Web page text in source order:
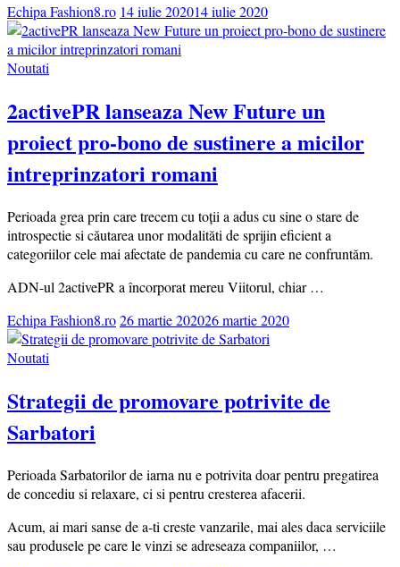
Echipa Fashion8.ro 14 iulie 202014 iulie 2020
Noutati
2activePR lanseaza New Future un
proiect pro-bono de sustinere a micilor
intreprinzatori romani
Perioada grea prin care trecem cu toții a adus cu sine o stare de
introspectie si căutarea unor modalităti de sprijin eficient a
categoriilor cele mai afectate de pandemia cu care ne confruntăm.
ADN-ul 2activePR a încorporat mereu Viitorul, chiar …
Echipa Fashion8.ro26 martie 202026 martie 2020
Noutati
Strategii de promovare potrivite de
Sarbatori
Perioada Sarbatorilor de iarna nu e potrivita doar pentru pregatirea
de concediu si relaxare, ci si pentru cresterea afacerii.
Acum, ai mari sanse de a-ti creste vanzarile, mai ales daca serviciile
sau produsele pe care le vinzi se adreseaza companiilor, …